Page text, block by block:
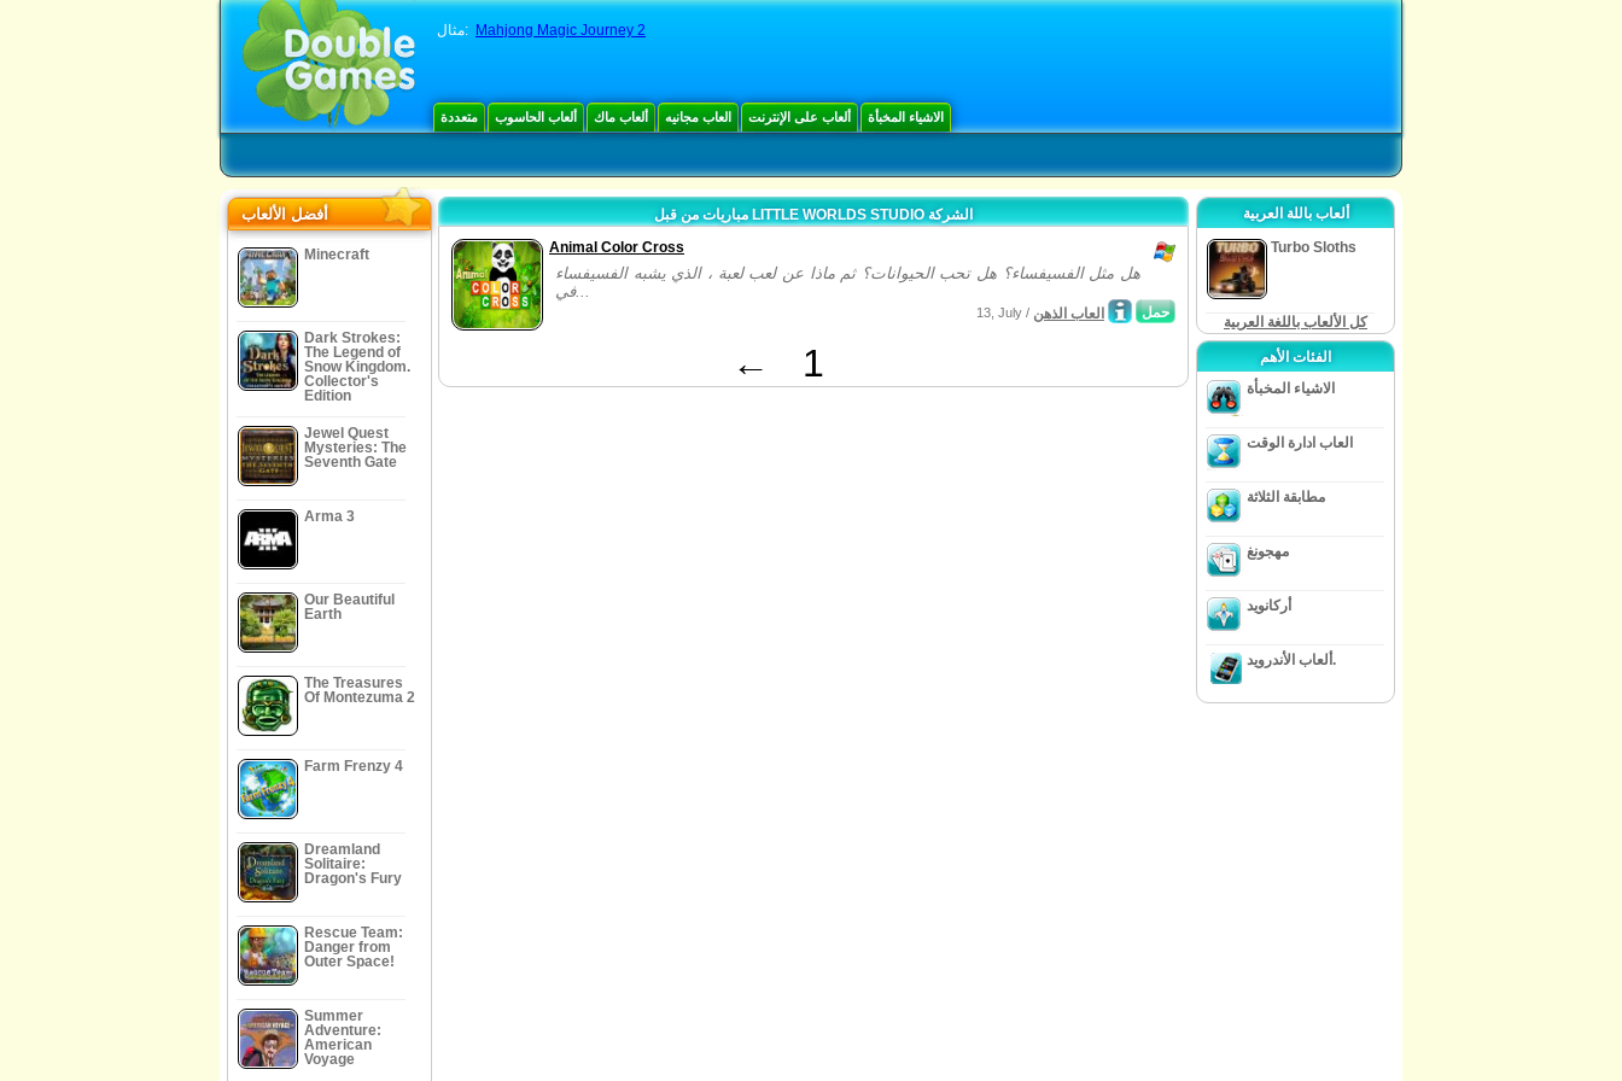
مثال: Mahjong Magic Journey 2
متعددة ألعاب الحاسوب ألعاب ماك العاب مجانيه ألعاب على الإنترنت الاشياء المخبأة
أفضل الألعاب
Minecraft
Dark Strokes:
The Legend of
Snow Kingdom.
Collector's
Edition
Jewel Quest
Mysteries: The
Seventh Gate
Arma 3
Our Beautiful
Earth
The Treasures
Of Montezuma 2
Farm Frenzy 4
Dreamland
Solitaire:
Dragon's Fury
Rescue Team:
Danger from
Outer Space!
Summer
Adventure:
American
Voyage
مباريات من قبل LITTLE WORLDS STUDIO الشركة
Animal Color Cross
هل مثل الفسيفساء؟ هل تحب الحيوانات؟ ثم ماذا عن لعب لعبة ، الذي يشبه الفسيفساء
في...
حمل 13, July / العاب الذهن
← 1
ألعاب باللة العربية
Turbo Sloths
كل الألعاب باللغة العربية
الفئات الأهم
الاشياء المخبأة
العاب ادارة الوقت
مطابقة الثلاثة
مهجونغ
أركانويد
ألعاب الأندرويد.